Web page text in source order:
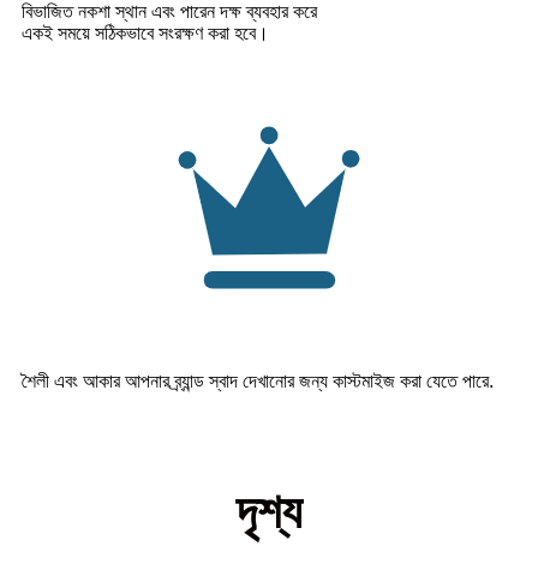
বিভাজিত নকশা স্থান এবং পারেন দক্ষ ব্যবহার করে
একই সময়ে সঠিকভাবে সংরক্ষণ করা হবে।
শৈলী এবং আকার আপনার ব্র্যান্ড স্বাদ দেখানোর জন্য কাস্টমাইজ করা যেতে পারে.
দৃশ্য